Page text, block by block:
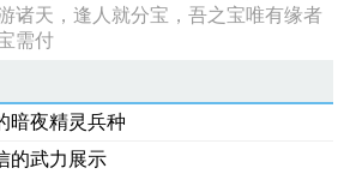
诸天，逢人就分宝，吾之宝唯有缘者
需付
暗夜精灵兵种
的武力展示